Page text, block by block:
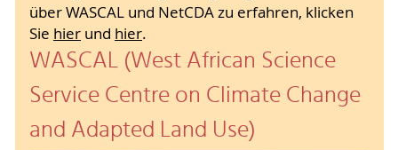
über WASCAL und NetCDA zu erfahren, klicken
Sie hier und hier.
WASCAL (West African Science
Service Centre on Climate Change
and Adapted Land Use)